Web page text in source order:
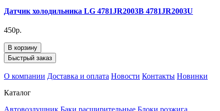
Датчик холодильника LG 4781JR2003B 4781JR2003U
450р.
В корзину
Быстрый заказ
О компании Доставка и оплата Новости Контакты Новинки
Каталог